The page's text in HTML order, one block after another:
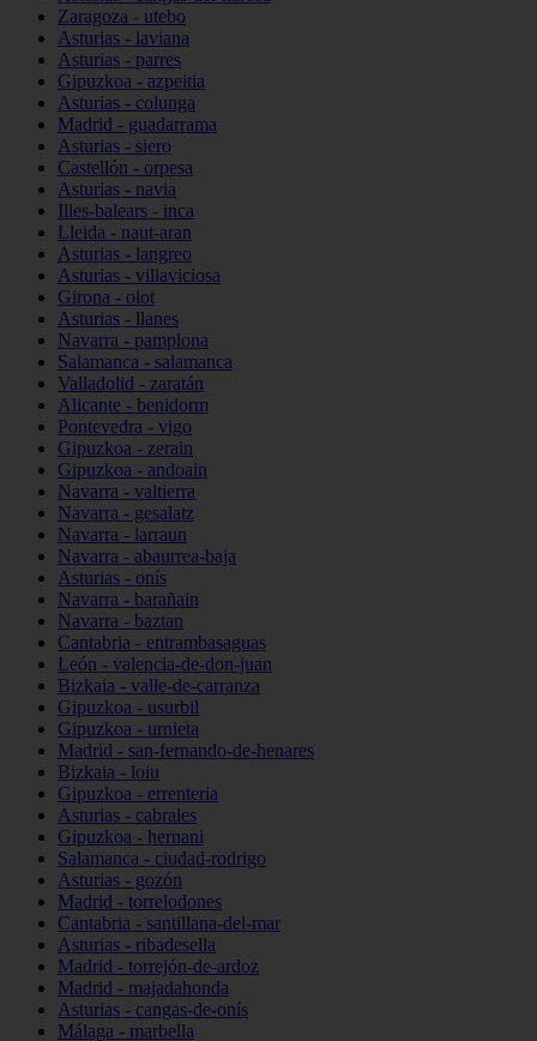
Zaragoza - utebo
Asturias - laviana
Asturias - parres
Gipuzkoa - azpeitia
Asturias - colunga
Madrid - guadarrama
Asturias - siero
Castellón - orpesa
Asturias - navia
Illes-balears - inca
Lleida - naut-aran
Asturias - langreo
Asturias - villaviciosa
Girona - olot
Asturias - llanes
Navarra - pamplona
Salamanca - salamanca
Valladolid - zaratán
Alicante - benidorm
Pontevedra - vigo
Gipuzkoa - zerain
Gipuzkoa - andoain
Navarra - valtierra
Navarra - gesalatz
Navarra - larraun
Navarra - abaurrea-baja
Asturias - onís
Navarra - barañain
Navarra - baztan
Cantabria - entrambasaguas
León - valencia-de-don-juan
Bizkaia - valle-de-carranza
Gipuzkoa - usurbil
Gipuzkoa - urnieta
Madrid - san-fernando-de-henares
Bizkaia - loiu
Gipuzkoa - errenteria
Asturias - cabrales
Gipuzkoa - hernani
Salamanca - ciudad-rodrigo
Asturias - gozón
Madrid - torrelodones
Cantabria - santillana-del-mar
Asturias - ribadesella
Madrid - torrejón-de-ardoz
Madrid - majadahonda
Asturias - cangas-de-onís
Málaga - marbella